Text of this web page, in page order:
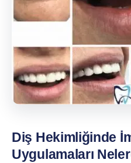
Diş Hekimliğinde
Uygulamaları